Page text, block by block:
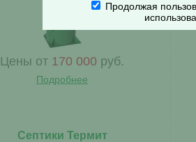
Цены от 170 000 руб.
Подробнее
Септики Термит
Продолжая